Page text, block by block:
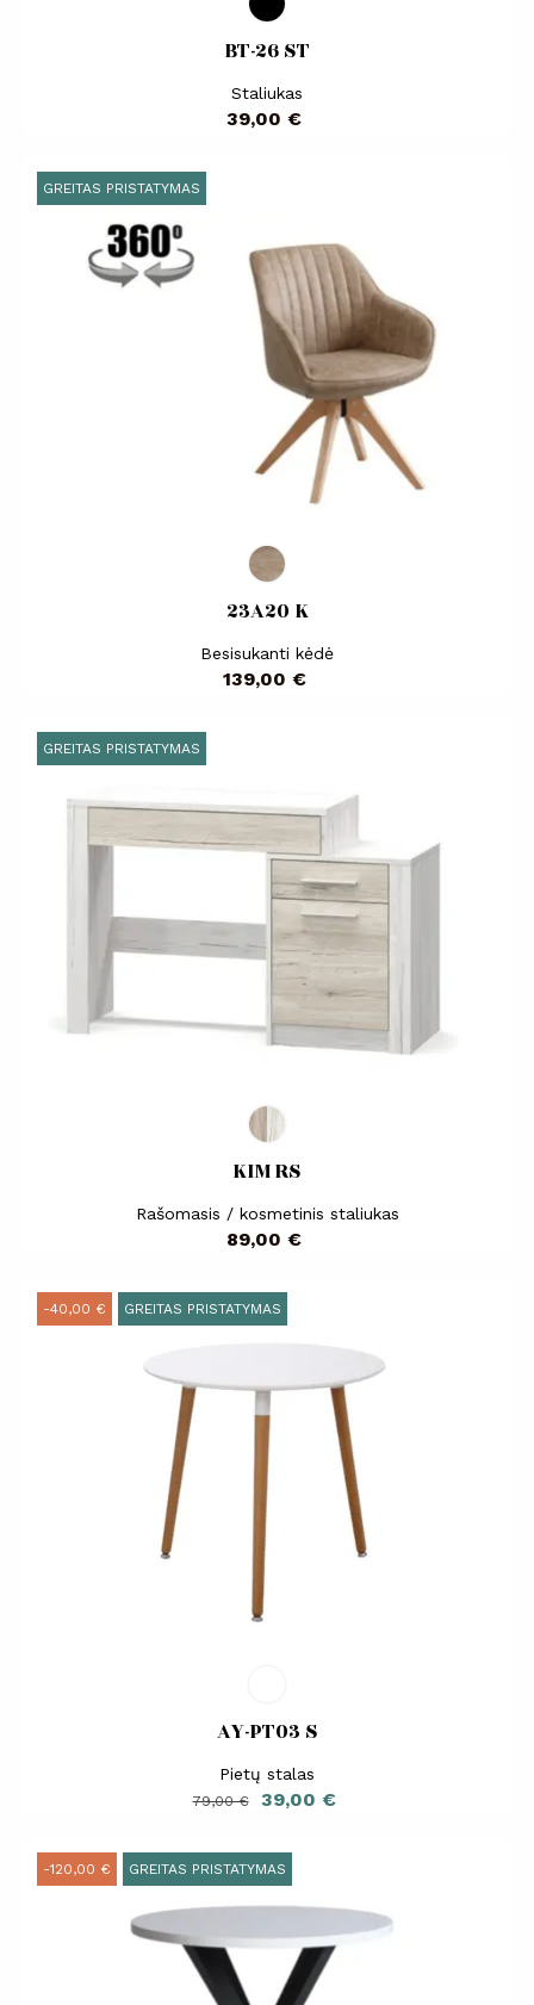
BT-26 ST
Staliukas
Kaina
39,00 €
GREITAS PRISTATYMAS
23A20 K
Besisukanti kėdė
Kaina
139,00 €
GREITAS PRISTATYMAS
KIM RS
Rašomasis / kosmetinis staliukas
Kaina
89,00 €
-40,00 € GREITAS PRISTATYMAS
AY-PT03 S
Pietų stalas
Bazinė
79,00 € Kaina
39,00 €
-120,00 € GREITAS PRISTATYMAS